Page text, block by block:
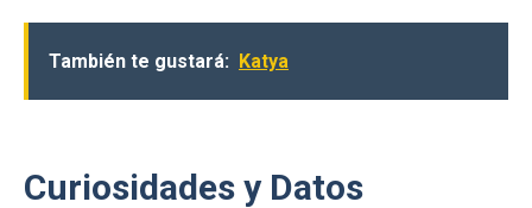
También te gustará: Katya
Curiosidades y Datos